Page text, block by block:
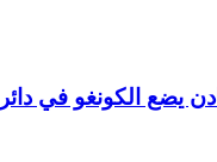
يضع الكونغو في